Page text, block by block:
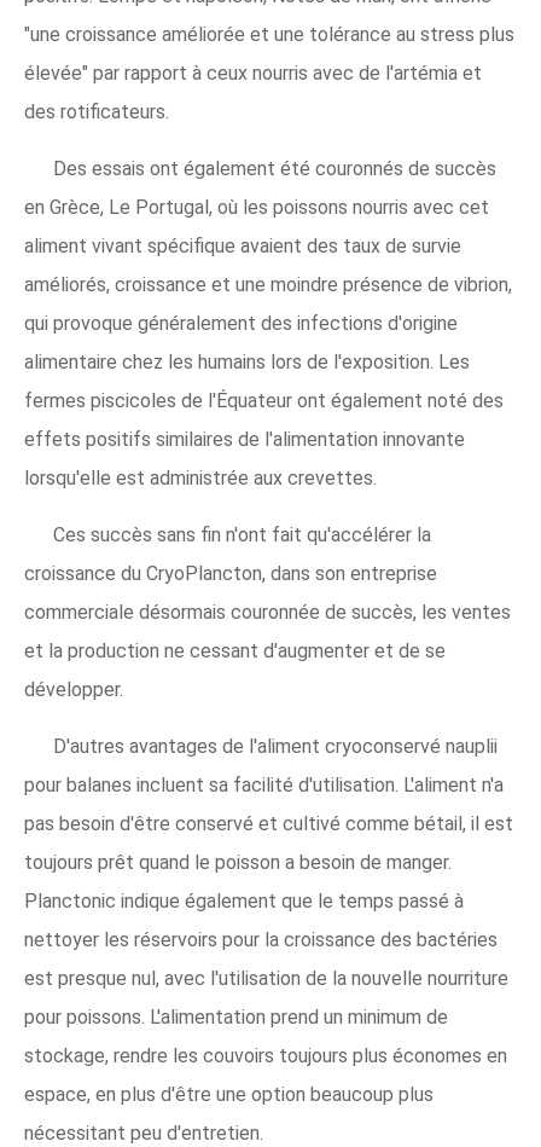
"une croissance améliorée et une tolérance au stress plus
élevée" par rapport à ceux nourris avec de l'artémia et
des rotificateurs.
Des essais ont également été couronnés de succès
en Grèce, Le Portugal, où les poissons nourris avec cet
aliment vivant spécifique avaient des taux de survie
améliorés, croissance et une moindre présence de vibrion,
qui provoque généralement des infections d'origine
alimentaire chez les humains lors de l'exposition. Les
fermes piscicoles de l'Équateur ont également noté des
effets positifs similaires de l'alimentation innovante
lorsqu'elle est administrée aux crevettes.
Ces succès sans fin n'ont fait qu'accélérer la
croissance du CryoPlancton, dans son entreprise
commerciale désormais couronnée de succès, les ventes
et la production ne cessant d'augmenter et de se
développer.
D'autres avantages de l'aliment cryoconservé nauplii
pour balanes incluent sa facilité d'utilisation. L'aliment n'a
pas besoin d'être conservé et cultivé comme bétail, il est
toujours prêt quand le poisson a besoin de manger.
Planctonic indique également que le temps passé à
nettoyer les réservoirs pour la croissance des bactéries
est presque nul, avec l'utilisation de la nouvelle nourriture
pour poissons. L'alimentation prend un minimum de
stockage, rendre les couvoirs toujours plus économes en
espace, en plus d'être une option beaucoup plus
nécessitant peu d'entretien.